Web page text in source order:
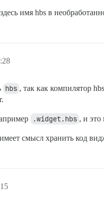
имя hbs в
hbs , так как компилятор
.widget.hbs , и это
смысл хранить код